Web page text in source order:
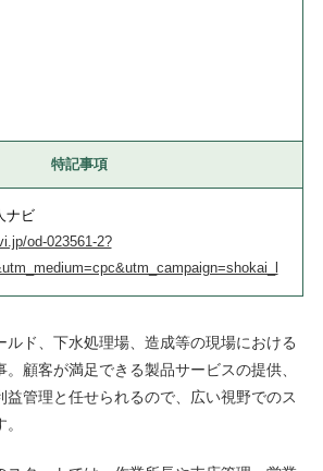
特記事項
ナビ
od-023561-2?
ルド、下水処理場、造成等の現場における
顧客が満足できる製品サービスの提供、
益管理と任せられるので、広い視野でのス